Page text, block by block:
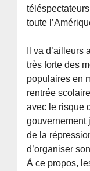
toute
Il va
très forte des
populaires en
rentrée
avec le risque
gouvernement
de la
d’organiser
À ce propos,